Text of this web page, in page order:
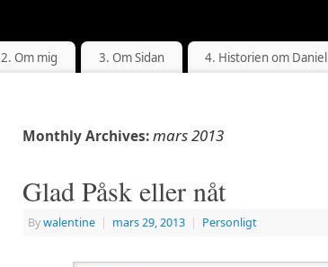
2. Om mig 3. Om Sidan 4. Historien om Daniel
Monthly Archives:mars 2013
Glad Påsk eller nåt
Bywalentine | mars 29, 2013 | Personligt